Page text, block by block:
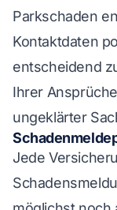
Parkschaden
Kontaktdaten
entscheidend
Ihrer
ungeklärter
Jede